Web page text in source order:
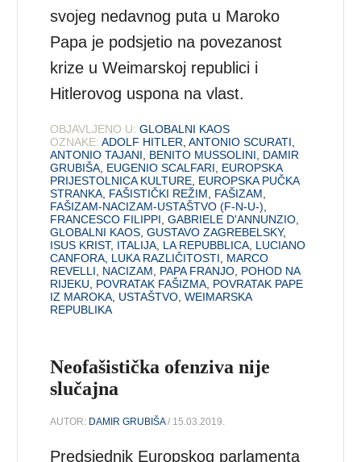
svojeg nedavnog puta u Maroko
Papa je podsjetio na povezanost
krize u Weimarskoj republici i
Hitlerovog uspona na vlast.
OBJAVLJENO U: GLOBALNI KAOS
OZNAKE: ADOLF HITLER,ANTONIO SCURATI,
ANTONIO TAJANI, BENITO MUSSOLINI, DAMIR
GRUBIŠA, EUGENIO SCALFARI, EUROPSKA
PRIJESTOLNICA KULTURE, EUROPSKA PUČKA
STRANKA, FAŠISTIČKI REŽIM, FAŠIZAM,
FAŠIZAM-NACIZAM-USTAŠTVO (F-N-U-),
FRANCESCO FILIPPI,GABRIELE D'ANNUNZIO,
GLOBALNI KAOS,GUSTAVO ZAGREBELSKY,
ISUS KRIST, ITALIJA, LA REPUBBLICA, LUCIANO
CANFORA, LUKA RAZLIČITOSTI, MARCO
REVELLI, NACIZAM, PAPA FRANJO, POHOD NA
RIJEKU, POVRATAK FAŠIZMA, POVRATAK PAPE
IZ MAROKA, USTAŠTVO,WEIMARSKA
REPUBLIKA
Neofašistička ofenziva nije
slučajna
AUTOR: DAMIR GRUBIŠA/ 15.03.2019.
Predsjednik Europskog parlamenta